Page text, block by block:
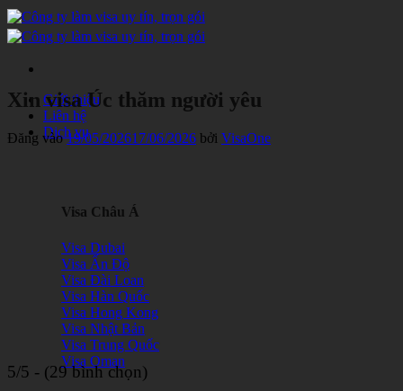
Bỏ
qua
nội
Giới thiệu
Liên hệ
Dịch vụ
Visa Châu Á
Visa Dubai
Visa Ấn Độ
Visa Đài Loan
Visa Hàn Quốc
Visa Hong Kong
Visa Nhật Bản
Visa Trung Quốc
Visa Oman
Xin visa Úc thăm người yêu
Đăng vào19/05/202617/06/2026 bởi VisaOne
5/5 - (29 bình chọn)